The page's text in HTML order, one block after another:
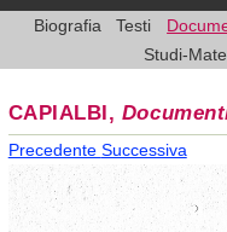
Biografia Testi
Studi-
CAPIALBI,
Precedente Successiva